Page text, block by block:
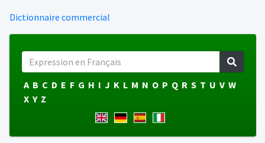
Dictionnaire commercial
A B C D E F G H I J K L M N O P Q R S T U V W
X Y Z